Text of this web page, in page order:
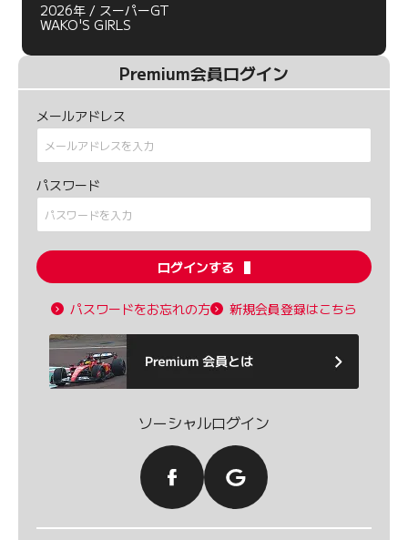
2026年 / スーパーGT
WAKO'S GIRLS
Premium会員ログイン
メールアドレス
パスワード
ログインする
パスワードをお忘れの方 新規会員登録はこちら
ソーシャルログイン